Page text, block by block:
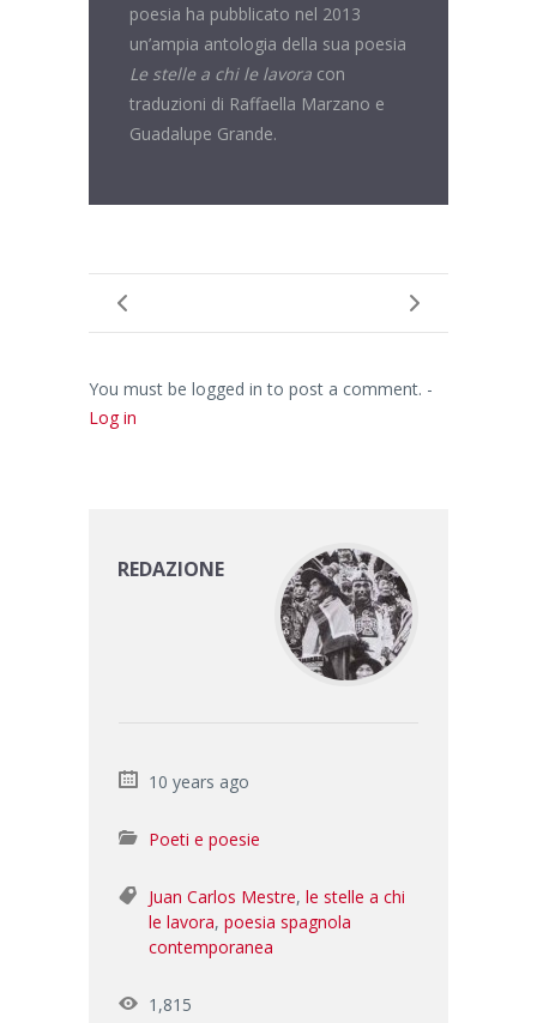
poesia ha pubblicato nel 2013
un’ampia antologia della sua poesia
Le stelle a chi le lavoracon
traduzioni di Raffaella Marzano e
Guadalupe Grande.
You must be logged in to post a comment. -
Log in
REDAZIONE
10 years ago
Poeti e poesie
Juan Carlos Mestre, le stelle a chi
le lavora, poesia spagnola
contemporanea
1,815